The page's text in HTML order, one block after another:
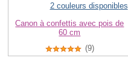
2 couleurs disponibles
Canon à confettis avec pois de
60 cm
(9)